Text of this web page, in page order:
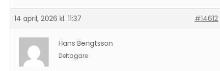
14 april, 2026 kl. 11:37 #14612
Hans Bengtsson
Deltagare